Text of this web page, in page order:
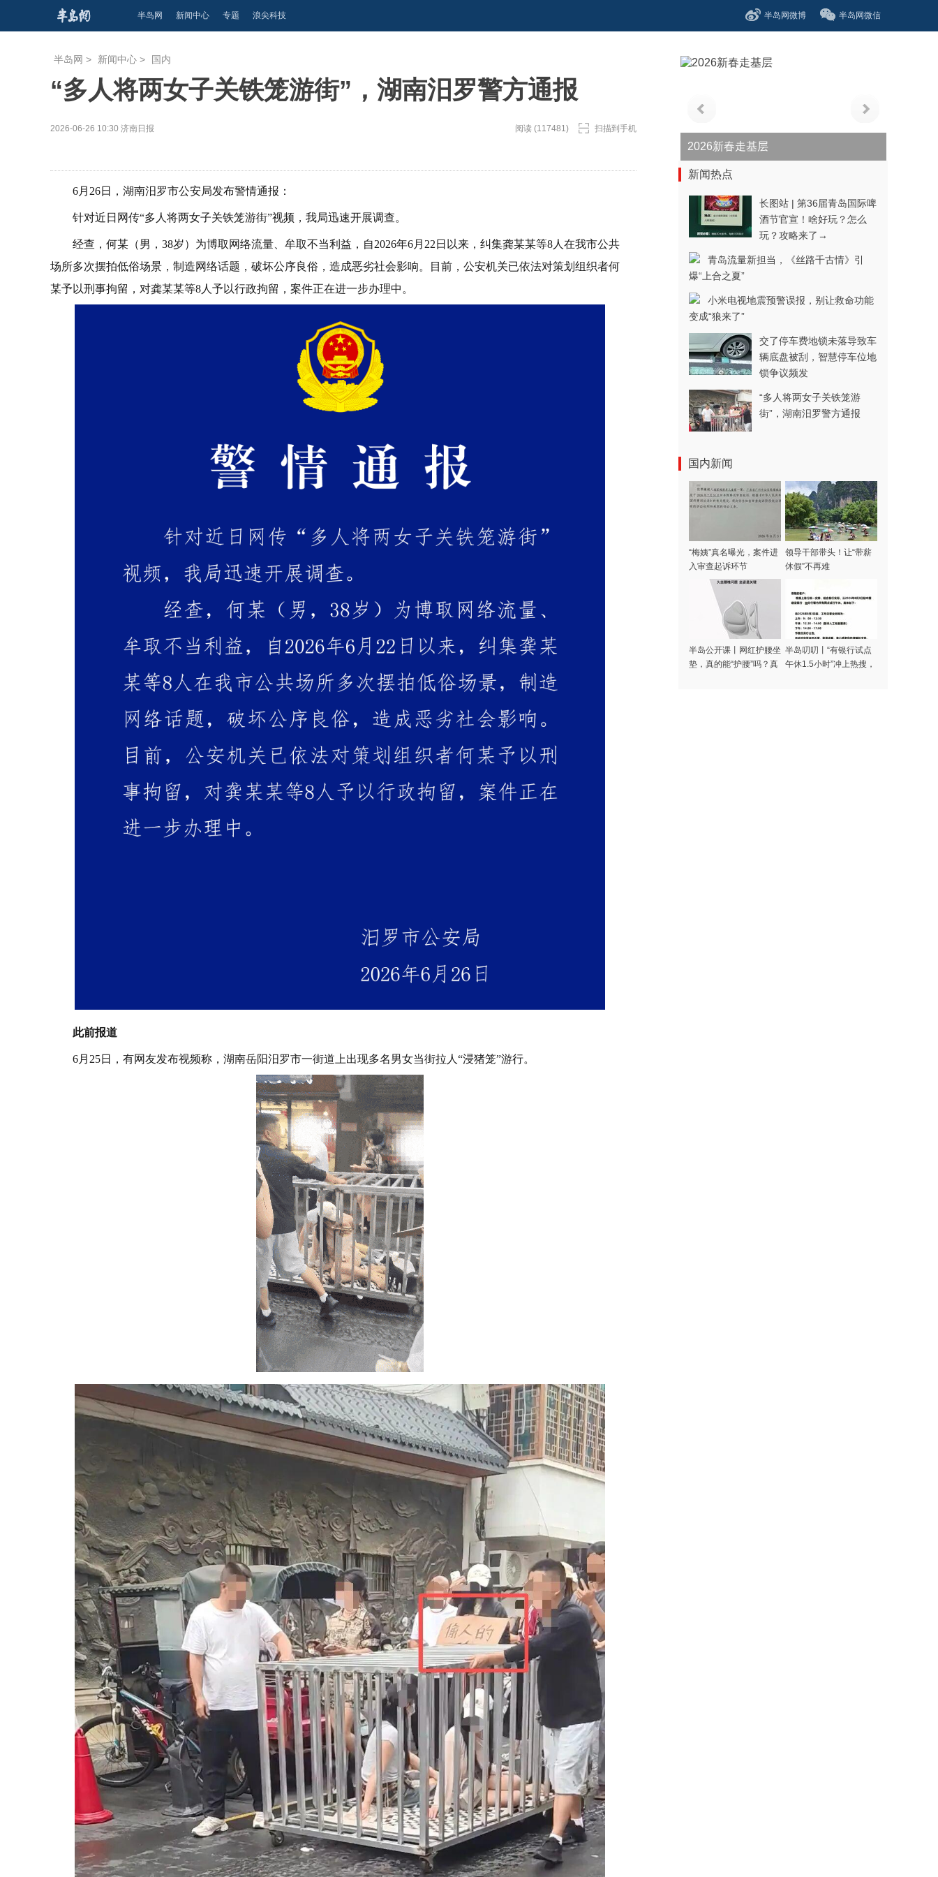
半岛网 新闻中心 专题 浪尖科技 半岛网微博 半岛网微信
半岛网 > 新闻中心 > 国内
“多人将两女子关铁笼游街”，湖南汨罗警方通报
2026-06-26 10:30 济南日报 阅读 (117481) 扫描到手机
6月26日，湖南汨罗市公安局发布警情通报：
针对近日网传“多人将两女子关铁笼游街”视频，我局迅速开展调查。
经查，何某（男，38岁）为博取网络流量、牟取不当利益，自2026年6月22日以来，纠集龚某某等8人在我市公共
场所多次摆拍低俗场景，制造网络话题，破坏公序良俗，造成恶劣社会影响。目前，公安机关已依法对策划组织者何
某予以刑事拘留，对龚某某等8人予以行政拘留，案件正在进一步办理中。
此前报道
6月25日，有网友发布视频称，湖南岳阳汨罗市一街道上出现多名男女当街拉人“浸猪笼”游行。
青春逐梦正当时——聚焦2026年中...
新闻热点
长图站 | 第36届青岛国际啤
酒节官宣！啥好玩？怎么
玩？攻略来了→
青岛流量新担当，《丝路千古情》引
爆“上合之夏”
小米电视地震预警误报，别让救命功能
变成“狼来了”
交了停车费地锁未落导致车
辆底盘被刮，智慧停车位地
锁争议频发
“多人将两女子关铁笼游
街”，湖南汨罗警方通报
国内新闻
“梅姨”真名曝光，案件进
入审查起诉环节
领导干部带头！让“带薪
休假”不再难
半岛公开课丨网红护腰坐
垫，真的能“护腰”吗？真
半岛叨叨丨“有银行试点
午休1.5小时”冲上热搜，